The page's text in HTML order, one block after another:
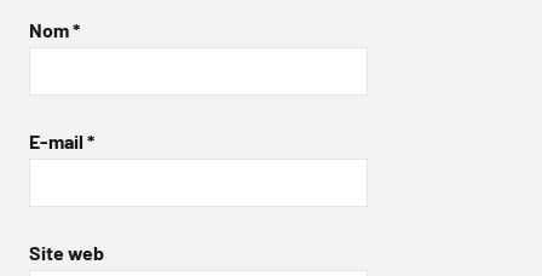
Nom*
E-mail *
Site web